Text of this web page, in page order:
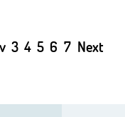
3 4 5 6 7 Next